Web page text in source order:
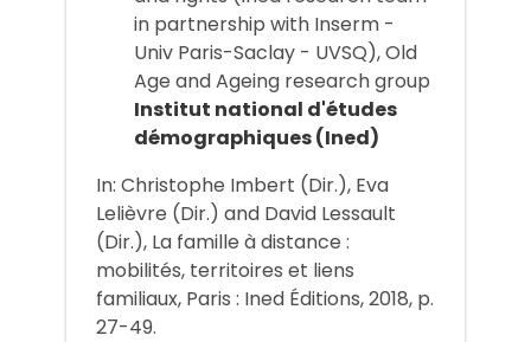
in partnership with Inserm -
Univ Paris-Saclay - UVSQ), Old
Age and Ageing research group
Institut national d'études
démographiques (Ined)
In: Christophe Imbert (Dir.), Eva
Lelièvre (Dir.) and David Lessault
(Dir.), La famille à distance :
mobilités, territoires et liens
familiaux, Paris : Ined Éditions, 2018, p.
27-49.